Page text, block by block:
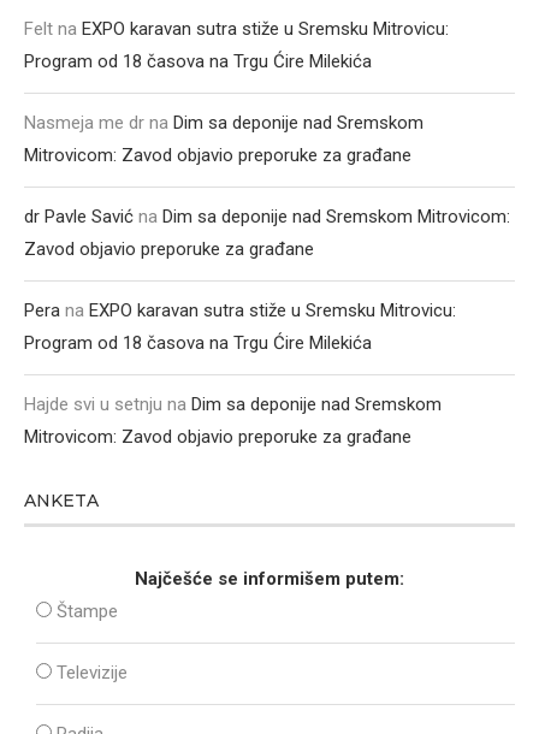
Felt na EXPO karavan sutra stiže u Sremsku Mitrovicu:
Program od 18 časova na Trgu Ćire Milekića
Nasmeja me dr na Dim sa deponije nad Sremskom
Mitrovicom: Zavod objavio preporuke za građane
dr Pavle Savić na Dim sa deponije nad Sremskom Mitrovicom:
Zavod objavio preporuke za građane
Pera na EXPO karavan sutra stiže u Sremsku Mitrovicu:
Program od 18 časova na Trgu Ćire Milekića
Hajde svi u setnju na Dim sa deponije nad Sremskom
Mitrovicom: Zavod objavio preporuke za građane
ANKETA
Najčešće se informišem putem:
Štampe
Televizije